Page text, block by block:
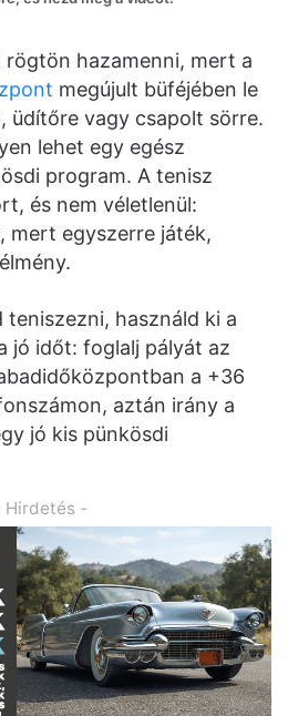
rögtön hazamenni, mert a
megújult büféjében le
üdítőre vagy csapolt sörre.
lehet egy egész
program. A tenisz
és nem véletlenül:
mert egyszerre játék,
használd ki a
jó időt: foglalj pályát az
a +36
aztán irány a
jó kis pünkösdi
Hirdetés -